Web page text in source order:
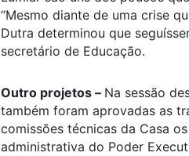
“Mesmo diante de uma crise
Dutra determinou que
secretário de Educação.
Outro projetos – Na sessão
também foram aprovadas as
comissões técnicas da Casa
administrativa do Poder